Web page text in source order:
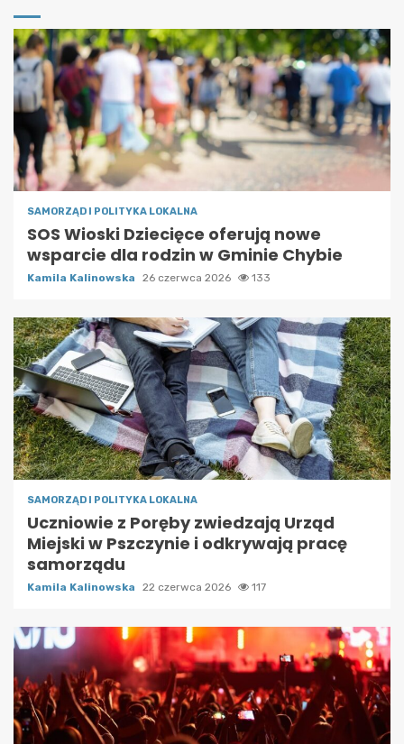
SAMORZĄD I POLITYKA LOKALNA
SOS Wioski Dziecięce oferują nowe
wsparcie dla rodzin w Gminie Chybie
Kamila Kalinowska 26 czerwca 2026 133
SAMORZĄD I POLITYKA LOKALNA
Uczniowie z Poręby zwiedzają Urząd
Miejski w Pszczynie i odkrywają pracę
samorządu
Kamila Kalinowska 22 czerwca 2026 117